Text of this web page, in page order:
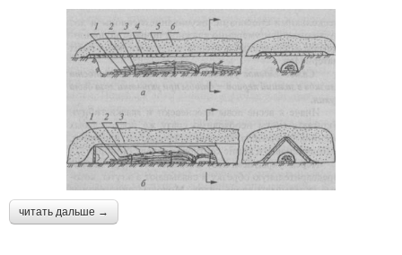
читать дальше →